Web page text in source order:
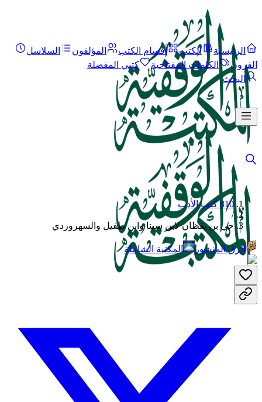
الرئيسية الكتب أقسام الكتب المؤلفون
السلاسل
القرون
الكلمات المفتاحية
كتبي المفضلة
البحث
810 كتب الأدب
/
حي بن يقظان لابن سينا وابن طفيل والسهروردي
الرق المنشور المكتبة الشاملة